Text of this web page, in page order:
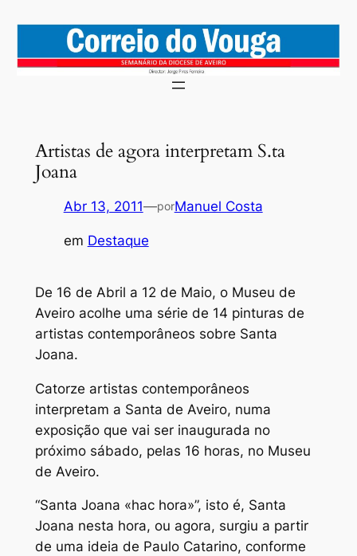
Artistas de agora interpretam S.ta
Joana
Abr 13, 2011—porManuel Costa
em Destaque
De 16 de Abril a 12 de Maio, o Museu de
Aveiro acolhe uma série de 14 pinturas de
artistas contemporâneos sobre Santa
Joana.
Catorze artistas contemporâneos
interpretam a Santa de Aveiro, numa
exposição que vai ser inaugurada no
próximo sábado, pelas 16 horas, no Museu
de Aveiro.
“Santa Joana «hac hora»”, isto é, Santa
Joana nesta hora, ou agora, surgiu a partir
de uma ideia de Paulo Catarino, conforme